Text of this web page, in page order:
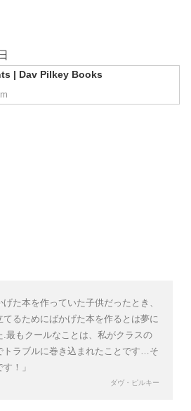
| Dav Pilkey Books
げた本を作っていた子供だったとき、
てるためにばかげた本を作るとは夢に
.最もクールなことは、私がクラスの
トラブルに巻き込まれたことです…そ
！」
ダヴ・ピルキー